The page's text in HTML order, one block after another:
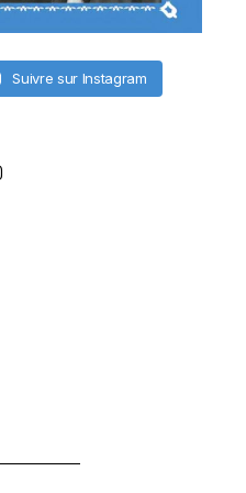
Suivre sur Instagram